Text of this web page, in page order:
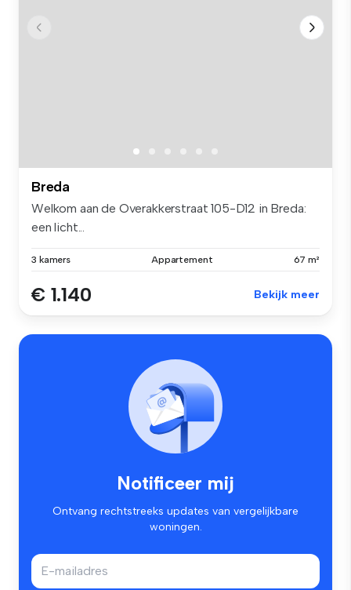
Breda
Welkom aan de Overakkerstraat 105-D12 in Breda:
een licht...
3 kamers Appartement 67 m²
€ 1.140 Bekijk meer
Notificeer mij
Ontvang rechtstreeks updates van vergelijkbare
woningen.